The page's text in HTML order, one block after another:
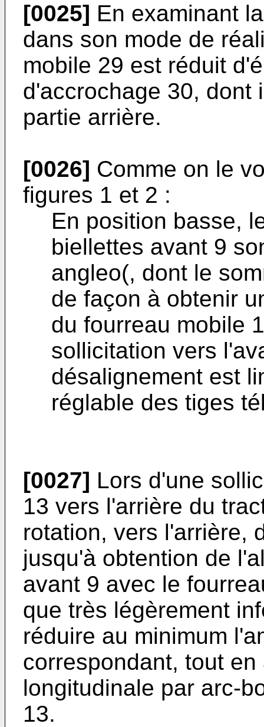
[0025] En examinant
dans son mode de
mobile 29 est réduit
d'accrochage 30, dont
partie arrière.
[0026] Comme on le
figures 1 et 2 :
En position basse,
biellettes avant 9
angleo(, dont le
de façon à obtenir
du fourreau mobile
sollicitation vers
désalignement est
réglable des tiges
[0027] Lors d'une
13 vers l'arrière du
rotation, vers l'arrière,
jusqu'à obtention de
avant 9 avec le
que très légèrement
réduire au minimum
correspondant, tout
longitudinale par arc-
13.